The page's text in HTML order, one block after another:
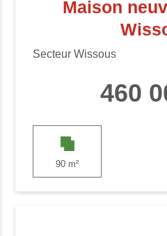
Maison
Secteur Wissous
460
90 m²